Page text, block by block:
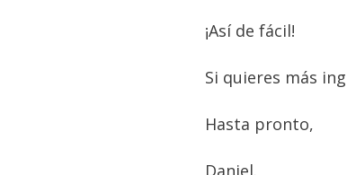
¡Así de fácil!
Si quieres más
Hasta pronto,